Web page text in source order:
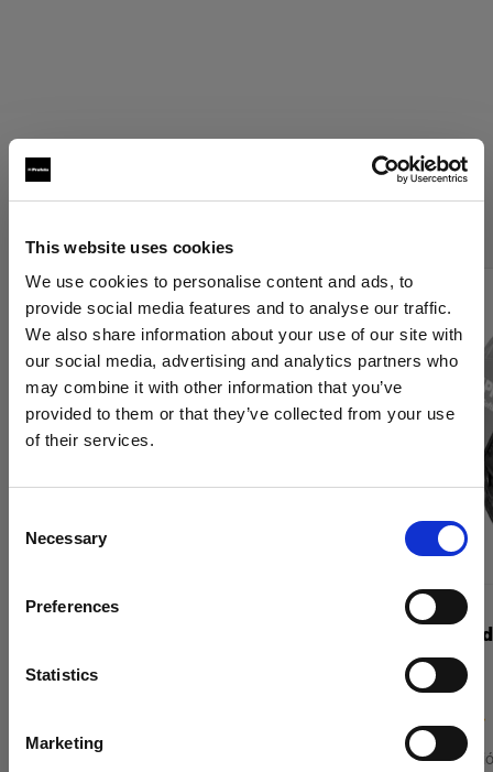
This website uses cookies
We use cookies to personalise content and ads, to
provide social media features and to analyse our traffic.
We also share information about your use of our site with
our social media, advertising and analytics partners who
may combine it with other information that you’ve
provided to them or that they’ve collected from your use
of their services.
Selection
Necessary
Preferences
Statistics
Marketing
¿Quieres actualizar tu ubicación?
Grids de Profoto
GRIDS GRIDS
Clic
Limita la